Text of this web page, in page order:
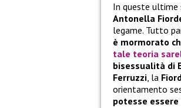
In queste
Antonella
legame. Tutto
è mormorato
tale teoria
bisessualità di
Ferruzzi, la
orientamento
potesse